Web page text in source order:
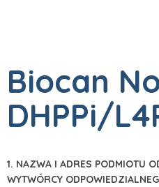
Biocan
DHPPi/
1. NAZWA I ADRES PODMIOTU
WYTWÓRCY